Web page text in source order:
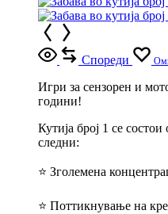
Спореди
Игри за сензорен и
години!
Кутија број 1 се
следни:
⭐ Зголемена
⭐ Поттикнување на